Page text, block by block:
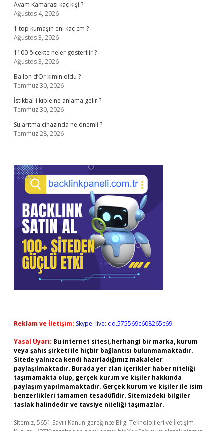
Avam Kamarası kaç kişi ?
Ağustos 4, 2026
1 top kumaşın eni kaç cm ?
Ağustos 3, 2026
1100 ölçekte neler gösterilir ?
Ağustos 3, 2026
Ballon d’Or kimin oldu ?
Temmuz 30, 2026
İstikbal-i kıble ne anlama gelir ?
Temmuz 30, 2026
Su arıtma cihazında ne önemli ?
Temmuz 28, 2026
Reklam ve İletişim: Skype: live:.cid.575569c608265c69
Yasal Uyarı: Bu internet sitesi, herhangi bir marka, kurum
veya şahıs şirketi ile hiçbir bağlantısı bulunmamaktadır.
Sitede yalnızca kendi hazırladığımız makaleler
paylaşılmaktadır. Burada yer alan içerikler haber niteliği
taşımamakta olup, gerçek kurum ve kişiler hakkında
paylaşım yapılmamaktadır. Gerçek kurum ve kişiler ile isim
benzerlikleri tamamen tesadüfidir. Sitemizdeki bilgiler
taslak halindedir ve tavsiye niteliği taşımazlar.
Sitemiz, 5651 Sayılı Kanun gereğince Bilgi Teknolojileri ve İletişim